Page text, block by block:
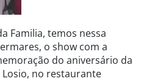
Familia, temos nessa
o show com a
do aniversário da
Losio, no restaurante